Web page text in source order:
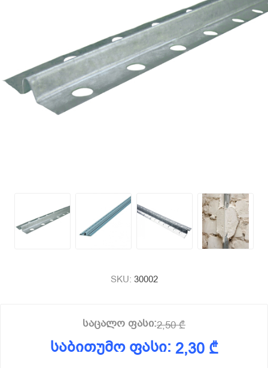
SKU: 30002
საცალო ფასი:2,50 ₾
საბითუმო ფასი: 2,30 ₾